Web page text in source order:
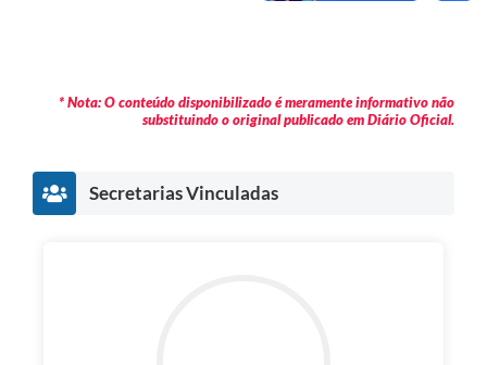
* Nota: O conteúdo disponibilizado é meramente informativo não
substituindo o original publicado em Diário Oficial.
Secretarias Vinculadas